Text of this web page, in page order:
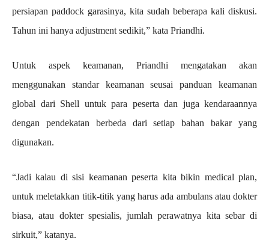
persiapan paddock garasinya, kita sudah beberapa kali diskusi.
Tahun ini hanya adjustment sedikit,” kata Priandhi.
Untuk aspek keamanan, Priandhi mengatakan akan
menggunakan standar keamanan seusai panduan keamanan
global dari Shell untuk para peserta dan juga kendaraannya
dengan pendekatan berbeda dari setiap bahan bakar yang
digunakan.
“Jadi kalau di sisi keamanan peserta kita bikin medical plan,
untuk meletakkan titik-titik yang harus ada ambulans atau dokter
biasa, atau dokter spesialis, jumlah perawatnya kita sebar di
sirkuit,” katanya.